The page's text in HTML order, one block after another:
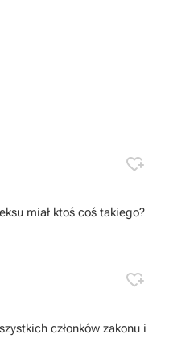

miał ktoś coś takiego?

członków zakonu i